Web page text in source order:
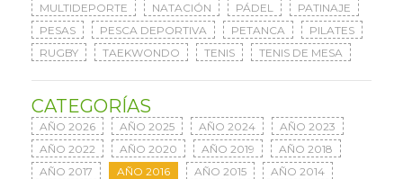
MULTIDEPORTE
NATACIÓN PÁDEL
PATINAJE
PESAS
PESCA DEPORTIVA PETANCA
PILATES
RUGBY
TAEKWONDO TENIS TENIS DE MESA
CATEGORÍAS
AÑO 2026 AÑO 2025 AÑO 2024
AÑO 2023
AÑO 2022
AÑO 2020 AÑO 2019
AÑO 2018
AÑO 2017
AÑO 2016 AÑO 2015
AÑO 2014